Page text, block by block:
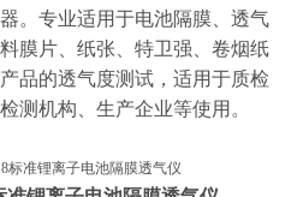
。专业适用于电池隔膜、透气
膜片、纸张、特卫强、卷烟纸
品的透气度测试，适用于质检
测机构、生产企业等使用。